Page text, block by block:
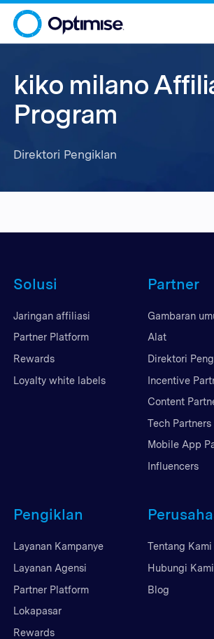
kiko milano
Program
Direktori Pengiklan
Solusi
Jaringan affiliasi
Partner Platform
Rewards
Loyalty white labels
Partner
Gambaran
Alat
Direktori
Incentive
Content
Tech Partners
Mobile App
Influencers
Pengiklan
Layanan Kampanye
Layanan Agensi
Partner Platform
Lokapasar
Rewards
Tentang Kami
Hubungi Kami
Blog